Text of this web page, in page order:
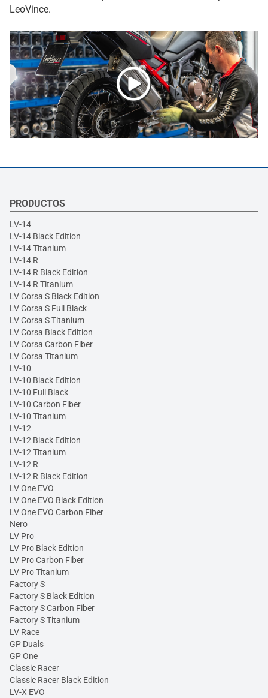
LeoVince.
PRODUCTOS
LV-14
LV-14 Black Edition
LV-14 Titanium
LV-14 R
LV-14 R Black Edition
LV-14 R Titanium
LV Corsa S Black Edition
LV Corsa S Full Black
LV Corsa S Titanium
LV Corsa Black Edition
LV Corsa Carbon Fiber
LV Corsa Titanium
LV-10
LV-10 Black Edition
LV-10 Full Black
LV-10 Carbon Fiber
LV-10 Titanium
LV-12
LV-12 Black Edition
LV-12 Titanium
LV-12 R
LV-12 R Black Edition
LV One EVO
LV One EVO Black Edition
LV One EVO Carbon Fiber
Nero
LV Pro
LV Pro Black Edition
LV Pro Carbon Fiber
LV Pro Titanium
Factory S
Factory S Black Edition
Factory S Carbon Fiber
Factory S Titanium
LV Race
GP Duals
GP One
Classic Racer
Classic Racer Black Edition
LV-X EVO